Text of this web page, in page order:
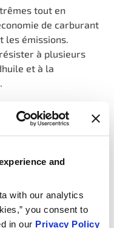
and
with our analytics
you consent to
in our Privacy Policy
tout en
de carburant
les émissions.
à plusieurs
et à la
DE
DE LIQUIDE
température du